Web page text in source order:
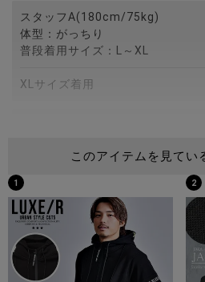
スタッフA(180cm/75kg)
体型：がっちり
普段着用サイズ：L～XL
XLサイズ着用
普段着用サイズ：M～L
Lサイズ着用
スタッフC(173cm/60kg)
体型：細身
普段着用サイズ：M
このアイテムを見てい
1 2